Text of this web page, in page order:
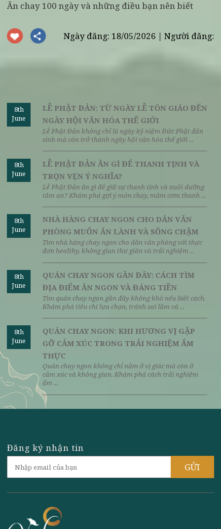
XEM THÊM
Top nhà hàng chay ngon ở Hà Nội: Vì sao Vị Lai
Ẩm thực chay: Nghệ thuật chế biến món Việt theo
phong vị Vị Lai
Nguyên liệu sạch trong ẩm thực chay - Bí quyết
tạo vị ngon tự nhiên
Ăn chay 100 ngày và những điều bạn nên biết
Ngày đăng: 18/05/2026 | Người
8th
June
LỄ PHẬT ĐẢN: TỪ NGÀY LỄ TÔN GIÁO ĐẾN
NGÀY HỘI VĂN HÓA THẾ GIỚI
Lễ Phật Đản không chỉ là ngày kỷ niệm Đức Phật đản
8th
June
LỄ PHẬT ĐẢN ĂN GÌ ĐỂ THANH TỊNH VÀ
TRỌN VẸN Ý NGHĨA?
Lễ Phật Đản ăn gì để giữ sự thanh tịnh và nuôi dưỡng
tâm an? Khám phá gợi ý món chay, mâm cơm thanh ...
8th
June
NHÀ HÀNG CHAY NGON CHO DÂN VĂN
PHÒNG MUỐN ĂN LÀNH VÀ SỐNG CHẬM
8th
June
QUÁN CHAY NGON GẦN ĐÂY: CÁCH TÌM
ĐỊA ĐIỂM ĂN NGON VÀ ĐÁNG TIỀN
Tìm quán chay ngon gần đây không khó nếu biết cách.
June
QUÁN CHAY NGON: KHI HƯƠNG VỊ GẶP